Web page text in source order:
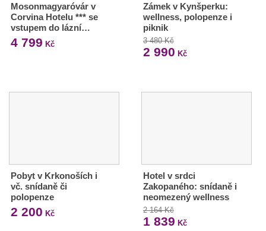
Mosonmagyaróvár v
Corvina Hotelu *** se
vstupem do lázní…
4 799 Kč
Zámek v Kynšperku:
wellness, polopenze i
piknik
3 480 Kč
2 990 Kč
Pobyt v Krkonoších i
vč. snídaně či
polopenze
2 200 Kč
Hotel v srdci
Zakopaného: snídaně i
neomezený wellness
2 164 Kč
1 839 Kč